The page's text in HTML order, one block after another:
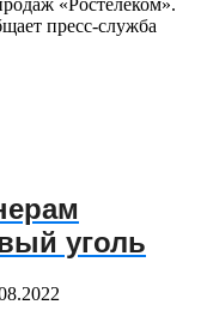
пресс-служба
уголь